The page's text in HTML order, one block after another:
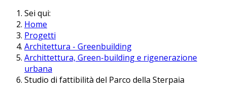
Sei qui:
Home
Progetti
Architettura - Greenbuilding
Archittettura, Green-building e rigenerazione
urbana
Studio di fattibilità del Parco della Sterpaia